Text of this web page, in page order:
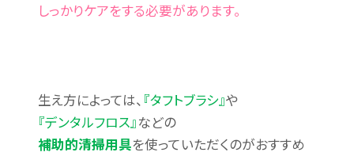
しっかりケアをする必要があります。
生え方によっては、 『タフトブラシ』や
『デンタルフロス』などの
補助的清掃用具を使っていただくのがおすすめ